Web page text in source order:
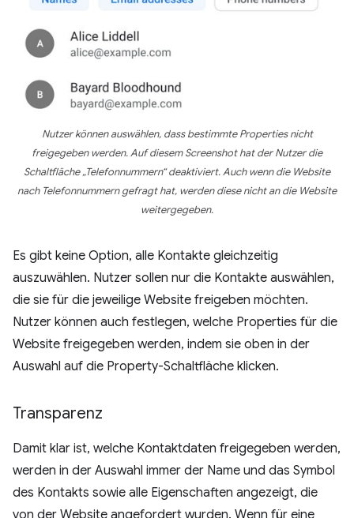
Nutzer können auswählen, dass bestimmte Properties nicht
freigegeben werden. Auf diesem Screenshot hat der Nutzer die
Schaltfläche „Telefonnummern“ deaktiviert. Auch wenn die Website
nach Telefonnummern gefragt hat, werden diese nicht an die Website
weitergegeben.
Es gibt keine Option, alle Kontakte gleichzeitig
auszuwählen. Nutzer sollen nur die Kontakte auswählen,
die sie für die jeweilige Website freigeben möchten.
Nutzer können auch festlegen, welche Properties für die
Website freigegeben werden, indem sie oben in der
Auswahl auf die Property-Schaltfläche klicken.
Transparenz
Damit klar ist, welche Kontaktdaten freigegeben werden,
werden in der Auswahl immer der Name und das Symbol
des Kontakts sowie alle Eigenschaften angezeigt, die
von der Website angefordert wurden. Wenn für eine